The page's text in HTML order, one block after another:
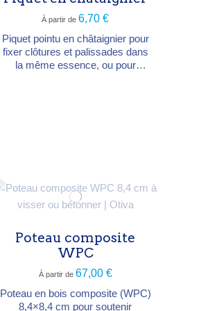
aluminium inclus
À partir de6,70 €
Piquet pointu en châtaignier pour
fixer clôtures et palissades dans
la même essence, ou pour
Poteau composite
WPC
À partir de 67,00 €
Poteau en bois composite (WPC)
8,4×8,4 cm pour soutenir